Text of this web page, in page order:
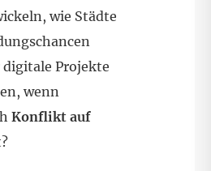
wie Städte
Projekte
wenn
Konflikt auf